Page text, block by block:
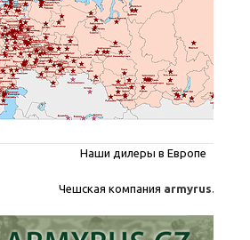
Наши дилеры в Европе
Чешская компания armyrus.cz